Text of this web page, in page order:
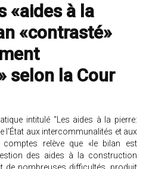
«aides à la
«contrasté»
selon la Cour
intitulé "Les aides à la pierre:
l'État aux intercommunalités et aux
relève que «le bilan est
des aides à la construction